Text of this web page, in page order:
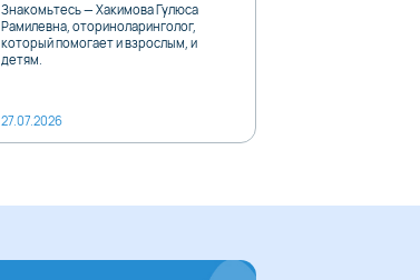
Знакомьтесь — Хакимова Гулюса
Рамилевна, оториноларинголог,
который помогает и взрослым, и
детям.
27.07.2026